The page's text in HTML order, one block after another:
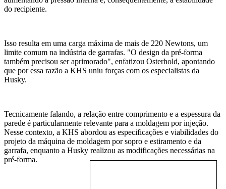
do recipiente.
Isso resulta em uma carga máxima de mais de 220 Newtons, um
limite comum na indústria de garrafas. "O design da pré-forma
também precisou ser aprimorado", enfatizou Osterhold, apontando
que por essa razão a KHS uniu forças com os especialistas da
Husky.
Tecnicamente falando, a relação entre comprimento e a espessura da
parede é particularmente relevante para a moldagem por injeção.
Nesse contexto, a KHS abordou as especificações e viabilidades do
projeto da máquina de moldagem por sopro e estiramento e da
garrafa, enquanto a Husky realizou as modificações necessárias na
pré-forma.